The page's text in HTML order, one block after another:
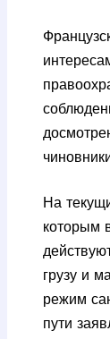
На
которым
грузу и
режим
пути